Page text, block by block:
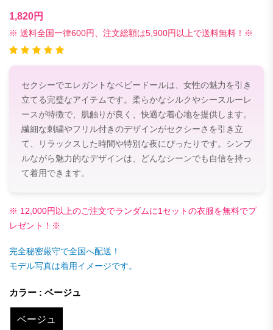
1,820円
※ 送料全国一律600円、注文総額は5,900円以上で送料無料！※
セクシーでエレガントなベビードールは、女性の魅力を引き
立てる完璧なアイテムです。柔らかなシルクやシースルーレ
ースが特徴で、肌触りが良く、快適な着心地を提供します。
繊細な刺繍やフリル付きのデザインがセクシーさを引き立
て、リラックスした時間や特別な夜にぴったりです。シンプ
ルながら魅力的なデザインは、どんなシーンでも自信を持っ
て着用できます。
※ 12,000円以上のご注文でランダムに1セットの衣服を無料でプ
レゼント！※
完全秘密厳守で全国へ配送！
モデル写真は着用イメージです。
カラー : ベージュ
ベージュ